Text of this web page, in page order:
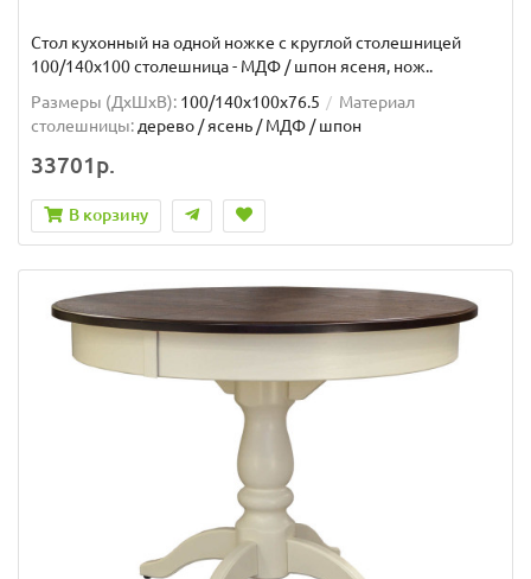
Стол кухонный на одной ножке с круглой столешницей
100/140х100 столешница - МДФ / шпон ясеня, нож..
Размеры (ДхШxВ): 100/140х100х76.5
Материал
столешницы: дерево / ясень / МДФ / шпон
33701р.
В корзину